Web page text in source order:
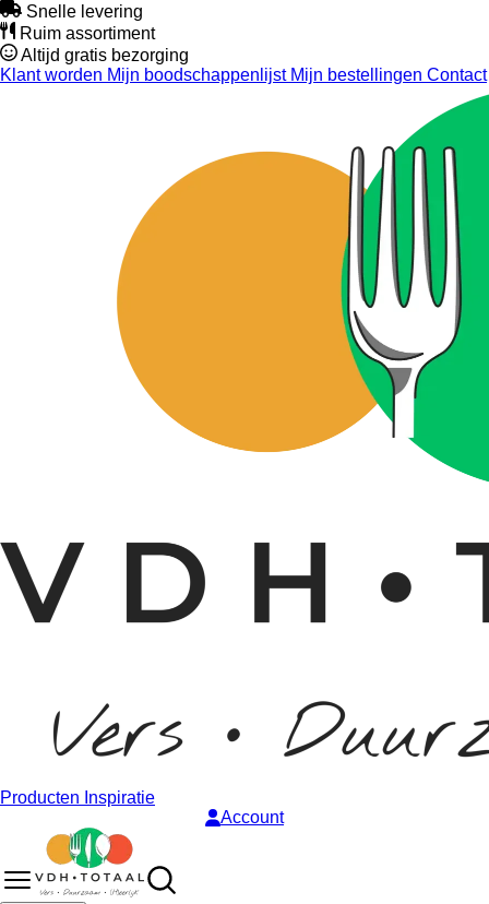
Snelle levering
Ruim assortiment
Altijd gratis bezorging
Klant worden Mijn boodschappenlijstMijn bestellingen Contact
Producten Inspiratie
Account